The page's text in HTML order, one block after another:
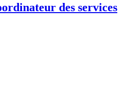
des services